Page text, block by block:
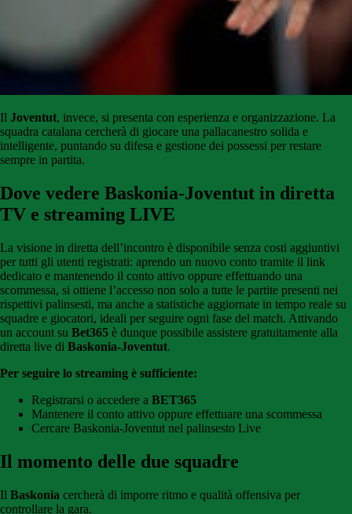
Il Joventut, invece, si presenta con esperienza e organizzazione. La
squadra catalana cercherà di giocare una pallacanestro solida e
intelligente, puntando su difesa e gestione dei possessi per restare
sempre in partita.
Dove vedere Baskonia-Joventut in diretta
TV e streaming LIVE
La visione in diretta dell’incontro è disponibile senza costi aggiuntivi
per tutti gli utenti registrati: aprendo un nuovo conto tramite il link
dedicato e mantenendo il conto attivo oppure effettuando una
scommessa, si ottiene l’accesso non solo a tutte le partite presenti nei
rispettivi palinsesti, ma anche a statistiche aggiornate in tempo reale su
squadre e giocatori, ideali per seguire ogni fase del match. Attivando
un account su Bet365 è dunque possibile assistere gratuitamente alla
diretta live di Baskonia-Joventut.
Per seguire lo streaming è sufficiente:
Registrarsi o accedere a BET365
Mantenere il conto attivo oppure effettuare una scommessa
Cercare Baskonia-Joventut nel palinsesto Live
Il momento delle due squadre
Il Baskonia cercherà di imporre ritmo e qualità offensiva per
controllare la gara.